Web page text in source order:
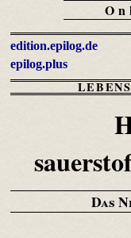
edition.epilog.de
epilog.plus
Das